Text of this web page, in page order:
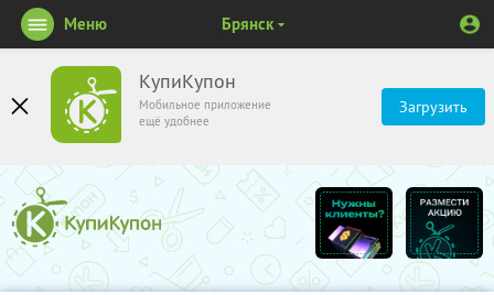
КупиКупон
Мобильное приложение
ещё удобнее
Загрузить
Меню Брянск